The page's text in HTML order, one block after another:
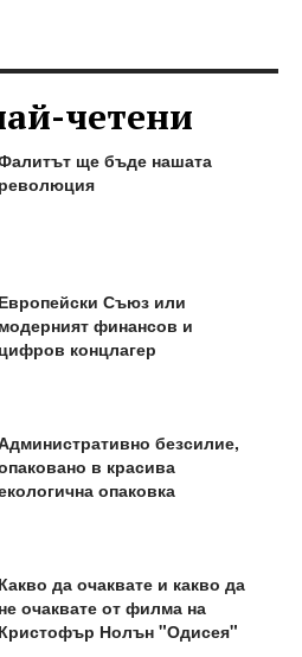
четени
ще бъде нашата
революция
Европейски Съюз или
модерният финансов и
цифров концлагер
безсилие,
в красива
опаковка
Какво да очаквате и какво да
не очаквате от филма на
Кристофър Нолън "Одисея"